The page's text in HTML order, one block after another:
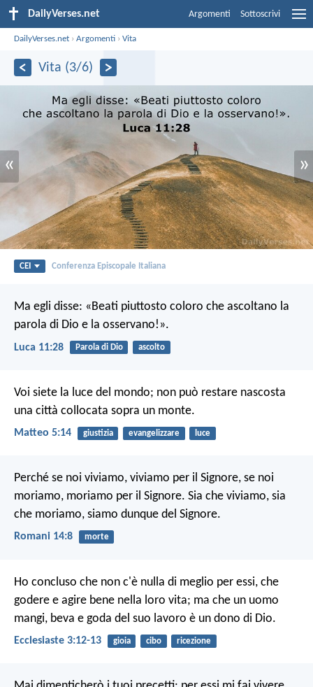
DailyVerses.net Argomenti Sottoscrivi
DailyVerses.net ›Argomenti ›Vita
Vita (3/6)
« »
CEI Conferenza Episcopale Italiana
Ma egli disse: «Beati piuttosto coloro che ascoltano la
parola di Dio e la osservano!».
Luca 11:28 Parola di Dio ascolto
Voi siete la luce del mondo; non può restare nascosta
una città collocata sopra un monte.
Matteo 5:14 giustizia evangelizzare luce
Perché se noi viviamo, viviamo per il Signore, se noi
moriamo, moriamo per il Signore. Sia che viviamo, sia
che moriamo, siamo dunque del Signore.
Romani 14:8 morte
Ho concluso che non c'è nulla di meglio per essi, che
godere e agire bene nella loro vita; ma che un uomo
mangi, beva e goda del suo lavoro è un dono di Dio.
Ecclesiaste 3:12-13 gioia cibo ricezione